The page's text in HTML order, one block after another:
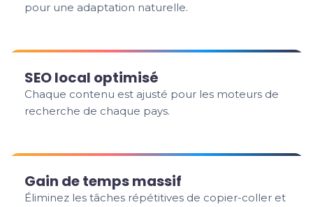
pour une adaptation naturelle.
SEO local optimisé
Chaque contenu est ajusté pour les moteurs de
recherche de chaque pays.
Gain de temps massif
Éliminez les tâches répétitives de copier-coller et